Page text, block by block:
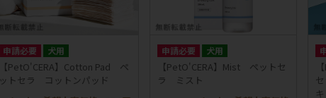
申請必要 犬用
【PetO'CERA】Cotton Pad ペ
ットセラ コットンパッド
申請必要 犬用
【PetO'CERA】Mist ペットセ
ラ ミスト